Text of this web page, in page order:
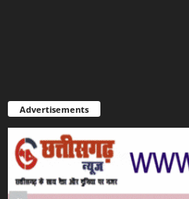
Advertisements